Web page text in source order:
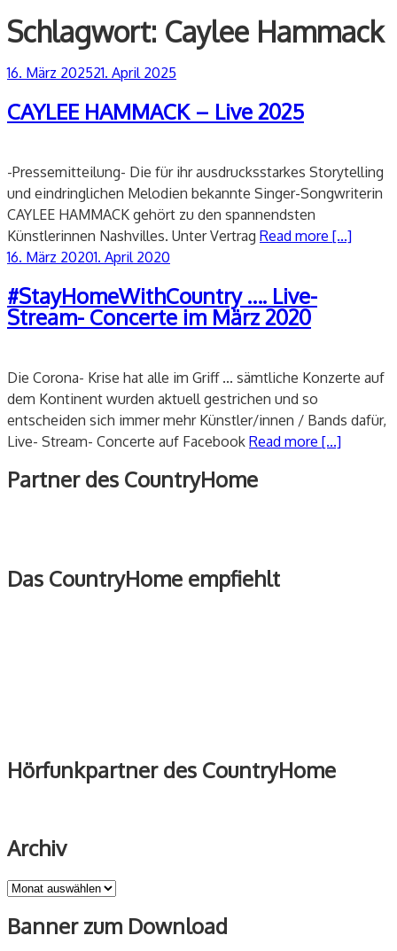
Schlagwort: Caylee Hammack
Veröffentlicht
16. März 202521. April 2025
CAYLEE HAMMACK – Live 2025
-Pressemitteilung- Die für ihr ausdrucksstarkes Storytelling
und eindringlichen Melodien bekannte Singer-Songwriterin
CAYLEE HAMMACK gehört zu den spannendsten
Künstlerinnen Nashvilles. Unter Vertrag Read more [...]
Veröffentlicht
16. März 20201. April 2020
#StayHomeWithCountry …. Live-
Stream- Concerte im März 2020
Die Corona- Krise hat alle im Griff ... sämtliche Konzerte auf
dem Kontinent wurden aktuell gestrichen und so
entscheiden sich immer mehr Künstler/innen / Bands dafür,
Live- Stream- Concerte auf Facebook Read more [...]
Partner des CountryHome
Das CountryHome empfiehlt
Hörfunkpartner des CountryHome
Archiv
Archiv
Banner zum Download